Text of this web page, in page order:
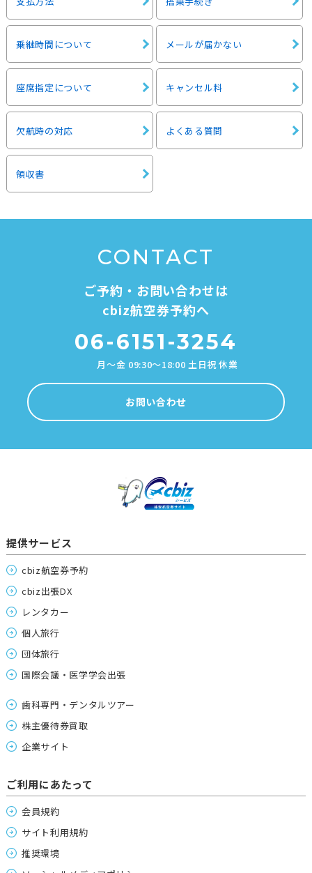
乗継時間について メールが届かない
座席指定について キャンセル料
欠航時の対応 よくある質問
領収書
CONTACT
ご予約・お問い合わせは
cbiz航空券予約へ
06-6151-3254
月～金 09:30～18:00 土日祝 休業
お問い合わせ
提供サービス
cbiz航空券予約
cbiz出張DX
レンタカー
個人旅行
団体旅行
国際会議・医学学会出張
歯科専門・デンタルツアー
株主優待券買取
企業サイト
ご利用にあたって
会員規約
サイト利用規約
推奨環境